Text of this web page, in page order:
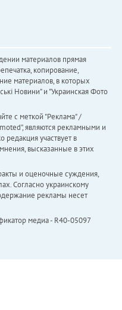
материалов прямая
копирование,
материалов, в которых
Новини" и "Украинская Фото
с меткой "Реклама" /
являются рекламными и
редакция участвует в
высказанные в этих
и оценочные суждения,
Согласно украинскому
рекламы несет
медиа - R40-05097